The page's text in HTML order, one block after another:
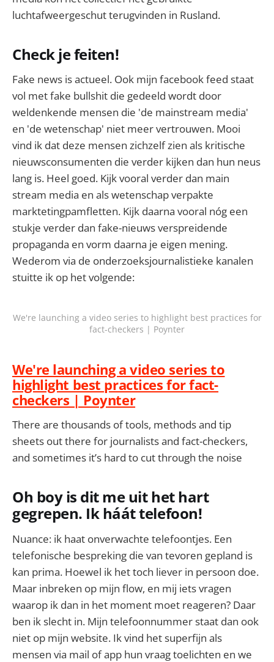
luchtafweergeschut terugvinden in Rusland.
Check je feiten!
Fake news is actueel. Ook mijn facebook feed staat
vol met fake bullshit die gedeeld wordt door
weldenkende mensen die 'de mainstream media'
en 'de wetenschap' niet meer vertrouwen. Mooi
vind ik dat deze mensen zichzelf zien als kritische
nieuwsconsumenten die verder kijken dan hun neus
lang is. Heel goed. Kijk vooral verder dan main
stream media en als wetenschap verpakte
marktetingpamfletten. Kijk daarna vooral nóg een
stukje verder dan fake-nieuws verspreidende
propaganda en vorm daarna je eigen mening.
Wederom via de onderzoeksjournalistieke kanalen
stuitte ik op het volgende:
We're launching a video series to highlight best practices for
fact-checkers | Poynter
We're launching a video series to
highlight best practices for fact-
checkers | Poynter
There are thousands of tools, methods and tip
sheets out there for journalists and fact-checkers,
and sometimes it’s hard to cut through the noise
Oh boy is dit me uit het hart
gegrepen. Ik háát telefoon!
Nuance: ik haat onverwachte telefoontjes. Een
telefonische bespreking die van tevoren gepland is
kan prima. Hoewel ik het toch liever in persoon doe.
Maar inbreken op mijn flow, en mij iets vragen
waarop ik dan in het moment moet reageren? Daar
ben ik slecht in. Mijn telefoonnummer staat dan ook
niet op mijn website. Ik vind het superfijn als
mensen via mail of app hun vraag toelichten en we